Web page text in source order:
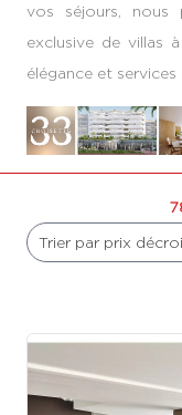
vos séjours, nous
exclusive de villas
élégance et services
Trier par prix